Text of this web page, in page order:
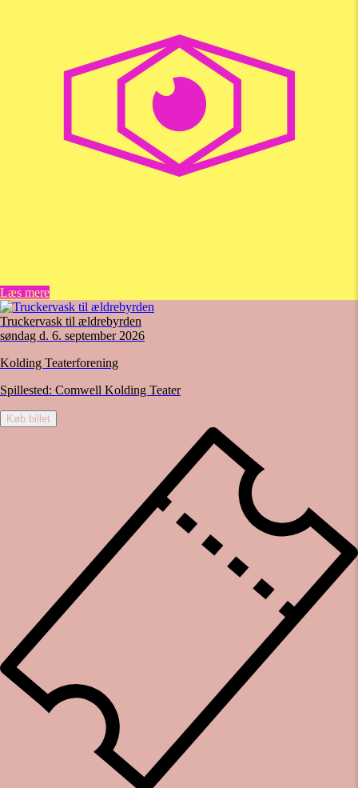
Læs mere
Truckervask til ældrebyrden
søndag d. 6. september 2026
Kolding Teaterforening
Spillested: Comwell Kolding Teater
Køb billet